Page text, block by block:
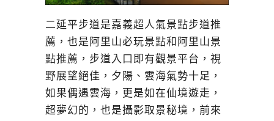
二延平步道是嘉義超人氣景點步道推
薦，也是阿里山必玩景點和阿里山景
點推薦，步道入口即有觀景平台，視
野展望絕佳，夕陽、雲海氣勢十足，
如果偶遇雲海，更是如在仙境遊走，
超夢幻的，也是攝影取景秘境，前來